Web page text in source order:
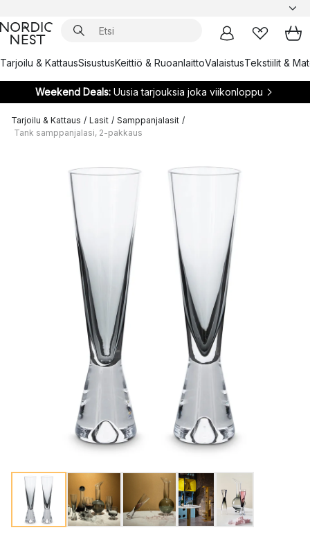
Tarjoilu & KattausSisustusKeittiö & RuoanlaittoValaistusTekstiilit &
Weekend Deals:Uusia tarjouksia joka viikonloppu
Tarjoilu & Kattaus / Lasit / Samppanjalasit /
Tank samppanjalasi, 2-pakkaus